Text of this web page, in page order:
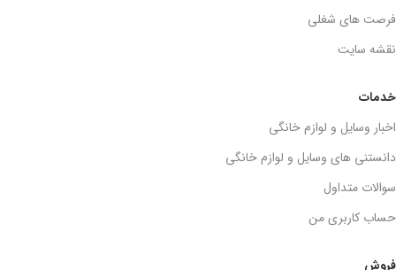
فروش
خدمات
اخبار وسایل و لوازم خانگی
دانستنی های وسایل و لوازم خانگی
سوالات متداول
حساب کاربری من
فرصت های شغلی
نقشه سایت